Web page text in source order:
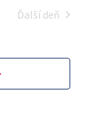
and
Ďalší deň